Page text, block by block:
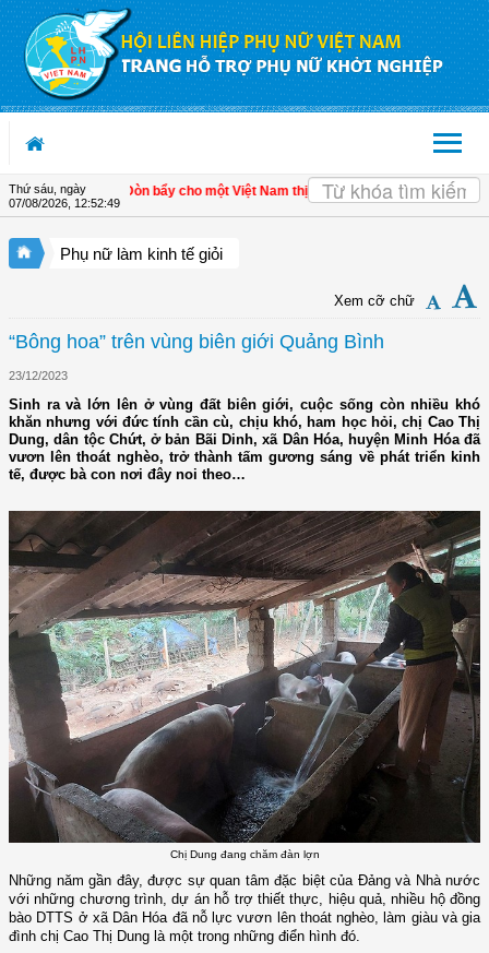
Truy cập nội dung luôn
Thứ sáu, ngày
07/08/2026 12:52:49
kinh tế tư nhân - Đòn bẩy cho một Việt Nam thịnh vượng | Hội LHPN tỉnh Kiên
Phụ nữ làm kinh tế giỏi
Xem cỡ chữ
“Bông hoa” trên vùng biên giới Quảng Bình
23/12/2023
Sinh ra và lớn lên ở vùng đất biên giới, cuộc sống còn nhiều khó
khăn nhưng với đức tính cần cù, chịu khó, ham học hỏi, chị Cao Thị
Dung, dân tộc Chứt, ở bản Bãi Dinh, xã Dân Hóa, huyện Minh Hóa đã
vươn lên thoát nghèo, trở thành tấm gương sáng về phát triển kinh
tế, được bà con nơi đây noi theo…
Chị Dung đang chăm đàn lợn
Những năm gần đây, được sự quan tâm đặc biệt của Đảng và Nhà nước
với những chương trình, dự án hỗ trợ thiết thực, hiệu quả, nhiều hộ đồng
bào DTTS ở xã Dân Hóa đã nỗ lực vươn lên thoát nghèo, làm giàu và gia
đình chị Cao Thị Dung là một trong những điển hình đó.